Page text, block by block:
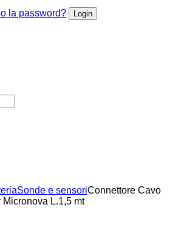
la password?
Sonde e sensoriConnettore Cavo
L.1,5 mt